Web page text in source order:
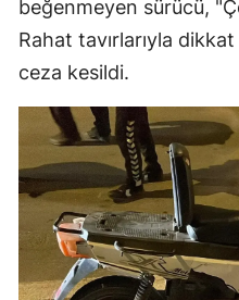
beğenmeyen sürücü,
Rahat tavırlarıyla
ceza kesildi.